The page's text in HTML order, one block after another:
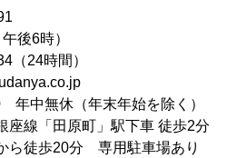
後6時）
（24時間）
年中無休（年末年始を除く）
座線「田原町」駅下車 徒歩2分
ら徒歩20分 専用駐車場あり